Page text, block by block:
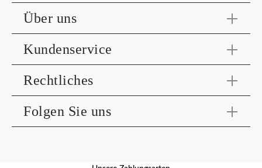
Über uns
Kundenservice
Rechtliches
Folgen Sie uns